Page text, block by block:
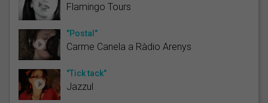
Flamingo Tours
"Postal"
Carme Canela a Ràdio Arenys
"Tick tack"
Jazzul